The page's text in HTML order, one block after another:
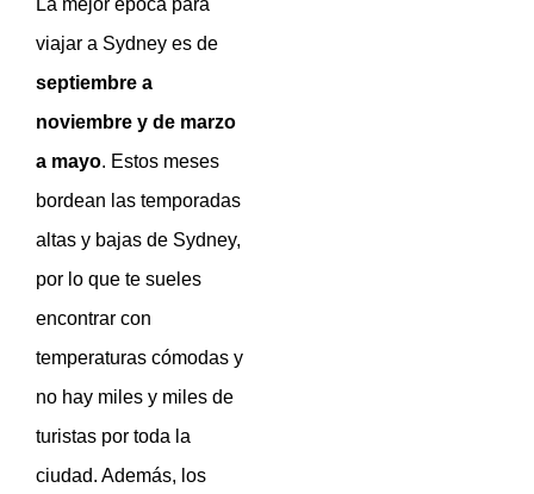
La mejor época para
viajar a Sydney es de
septiembre a
noviembre y de marzo
a mayo. Estos meses
bordean las temporadas
altas y bajas de Sydney,
por lo que te sueles
encontrar con
temperaturas cómodas y
no hay miles y miles de
turistas por toda la
ciudad. Además, los